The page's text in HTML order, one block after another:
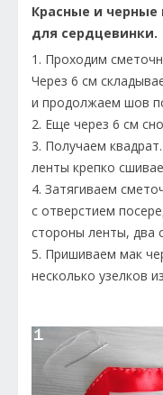
Красные и черные
для сердцевинки.
1. Проходим
Через 6 см
и продолжаем шов
2. Еще через 6 см
3. Получаем
ленты крепко
4. Затягиваем
с отверстием
стороны ленты, два
5. Пришиваем мак
несколько узелков